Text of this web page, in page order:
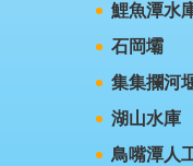
鯉魚潭水
石岡壩
集集攔河
湖山水庫
鳥嘴潭人